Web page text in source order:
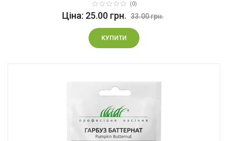
(0)
Ціна: 25.00 грн. 33.00 грн.
КУПИТИ